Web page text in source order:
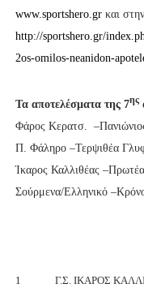
www.sportshero.grκαι
http://sportshero.gr/
2os-omilos-neanidon-
Τα αποτελέσματα της 7ης
Φάρος Κερατσ.
Π. Φάληρο –Τερψιθέα
Ίκαρος Καλλιθέας
Σούρμενα/Ελληνικό
1 Γ.Σ.